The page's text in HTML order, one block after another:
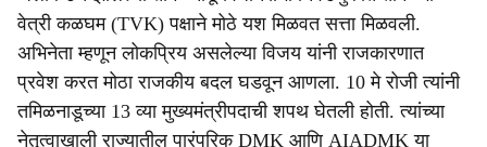
वेत्री कळघम (TVK) पक्षाने मोठे यश मिळवत सत्ता मिळवली.
अभिनेता म्हणून लोकप्रिय असलेल्या विजय यांनी राजकारणात
प्रवेश करत मोठा राजकीय बदल घडवून आणला. 10 मे रोजी त्यांनी
तमिळनाडूच्या 13 व्या मुख्यमंत्रीपदाची शपथ घेतली होती. त्यांच्या
नेतृत्वाखाली राज्यातील पारंपरिक DMK आणि AIADMK या